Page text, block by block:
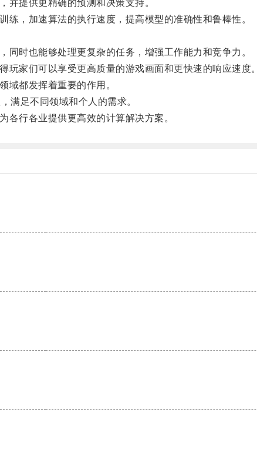
提供更精确的预测和决策支持。
，加速算法的执行速度，提高模型的准确性和鲁棒性。
时也能够处理更复杂的任务，增强工作能力和竞争力。
家们可以享受更高质量的游戏画面和更快速的响应速度。
都发挥着重要的作用。
足不同领域和个人的需求。
行各业提供更高效的计算解决方案。